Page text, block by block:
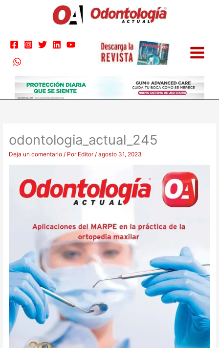
odontologia_actual_245
Deja un comentario / Por Editor/agosto 31, 2023